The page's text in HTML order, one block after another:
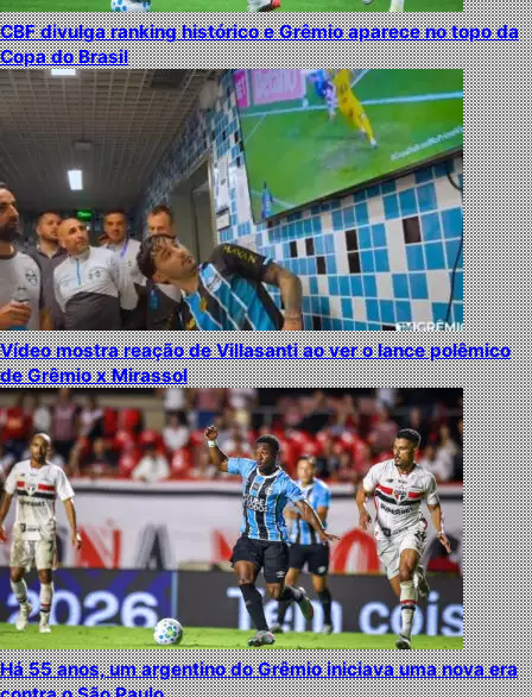
CBF divulga ranking histórico e Grêmio aparece no topo da
Copa do Brasil
Vídeo mostra reação de Villasanti ao ver o lance polêmico
de Grêmio x Mirassol
Há 55 anos, um argentino do Grêmio iniciava uma nova era